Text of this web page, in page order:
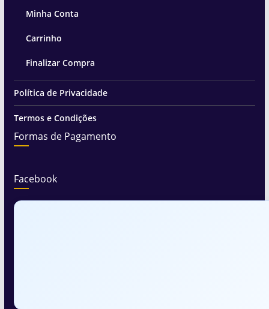
Minha Conta
Carrinho
Finalizar Compra
Política de Privacidade
Termos e Condições
Formas de Pagamento
Facebook